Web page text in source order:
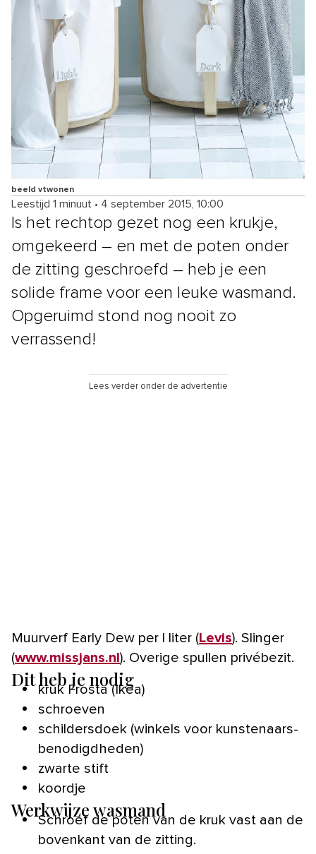
beeld vtwonen
Leestijd 1 minuut • 4 september 2015, 10:00
Is het rechtop gezet nog een krukje,
omgekeerd – en met de poten onder
de zitting geschroefd – heb je een
solide frame voor een leuke wasmand.
Opgeruimd stond nog nooit zo
verrassend!
Lees verder onder de advertentie
Muurverf Early Dew per l liter (Levis). Slinger
(www.missjans.nl ). Overige spullen privébezit.
Dit heb je nodig
kruk Frosta (Ikea)
schroeven
schildersdoek (winkels voor kunstenaars-
benodigdheden)
zwarte stift
koordje
Werkwijze wasmand
Schroef de poten van de kruk vast aan de
bovenkant van de zitting.